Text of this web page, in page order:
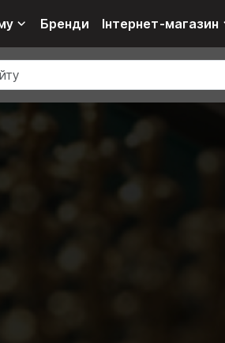
Бренди Інтернет-магазин